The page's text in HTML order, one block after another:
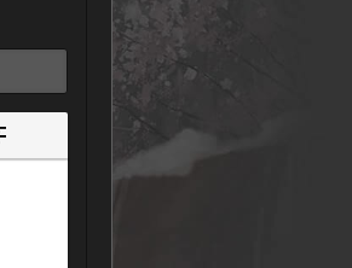
текста
цитатыспойлера